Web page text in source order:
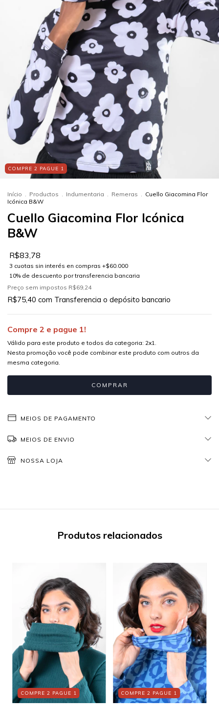
COMPRE 2 PAGUE 1
Início . Productos . Indumentaria . Remeras . Cuello Giacomina Flor
Icónica B&W
Cuello Giacomina Flor Icónica
B&W
R$83,78
Preço sem impostos R$69,24
R$75,40 com Transferencia o depósito bancario
Compre 2 e pague 1!
Válido para este produto e todos da categoria: 2x1.
Nesta promoção você pode combinar este produto com outros da
mesma categoria.
MEIOS DE PAGAMENTO
MEIOS DE ENVIO
NOSSA LOJA
Produtos relacionados
COMPRE 2 PAGUE 1 COMPRE 2 PAGUE 1